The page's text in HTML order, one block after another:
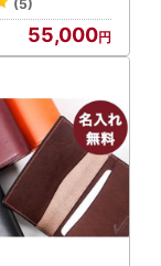
(5)
55,000